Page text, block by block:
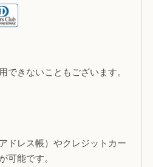
きないこともございます。
ドレス帳）やクレジットカー
可能です。